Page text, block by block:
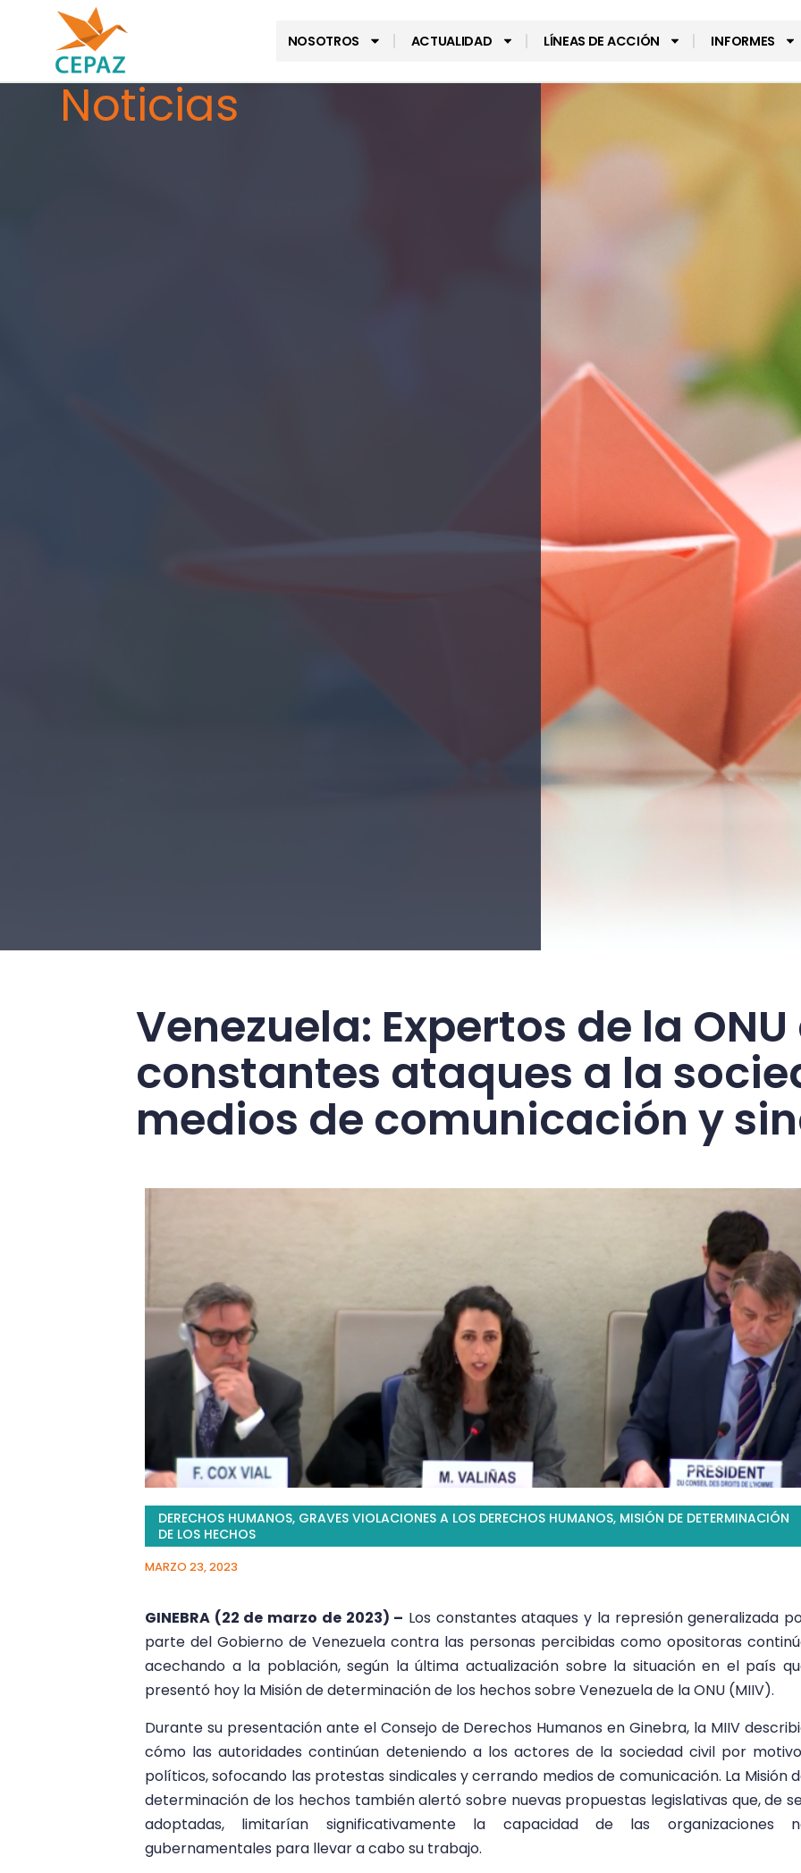
NOSOTROS ACTUALIDAD LÍNEAS DE ACCIÓN INFORMES
Noticias
Venezuela: Expertos de la
constantes ataques a la
medios de comunicación y
DERECHOS HUMANOS, GRAVES VIOLACIONES A LOS DERECHOS HUMANOS, MISIÓN DE DETERMINACIÓN
DE LOS HECHOS
MARZO 23, 2023
GINEBRA (22 de marzo de 2023) – Los constantes ataques y la represión generalizada
parte del Gobierno de Venezuela contra las personas percibidas como opositoras
acechando a la población, según la última actualización sobre la situación en el país
presentó hoy la Misión de determinación de los hechos sobre Venezuela de la ONU (MIIV).
Durante su presentación ante el Consejo de Derechos Humanos en Ginebra, la MIIV
cómo las autoridades continúan deteniendo a los actores de la sociedad civil por
políticos, sofocando las protestas sindicales y cerrando medios de comunicación. La Misión
determinación de los hechos también alertó sobre nuevas propuestas legislativas que, de
adoptadas, limitarían significativamente la capacidad de las organizaciones
gubernamentales para llevar a cabo su trabajo.